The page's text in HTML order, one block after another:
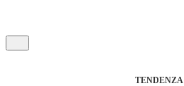
TENDENZA